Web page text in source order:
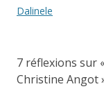
des
Dalinele
7 réflexions sur
Christine Angot